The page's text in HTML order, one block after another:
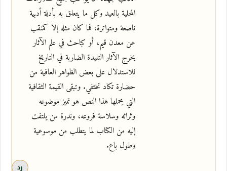
المحلية بالعيد وكل ما يتعلق به بأدلة أدبية
ناصعة ومتواترة، فما كان مثله إلا كمنقب
عن معدن قيم، أو كباحث في علم الآثار
يخرج الآثار التليدة الضاربة في التاريخ
للاستدلال على بعض الظواهر العافية من
حضارة تكاد تختفي. وتبقى القيمة الثقافية
التي يحملها هذا النص هو تميز موضوعه
وثرائه وسلاسة فروعه، وندرة من يلتفت
إليه من الكتاب لما يتطلب من موسوعية
وطول باع.
رد